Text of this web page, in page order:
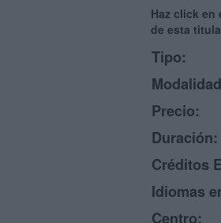
Haz click
de esta
Tipo:
Precio:
Duración:
Créditos
Idiomas
Centro: